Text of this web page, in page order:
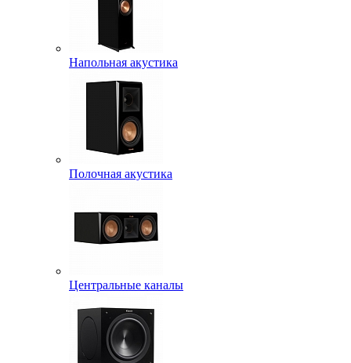
Напольная акустика
Полочная акустика
Центральные каналы